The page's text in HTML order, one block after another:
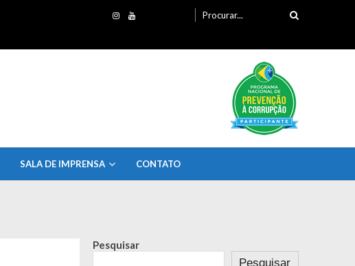
por:
SALA DE IMPRENSA CONTATO
Pesquisar
Pesquisar